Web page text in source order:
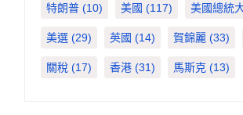
特朗普 (10) 美國 (117) 美國總統
美選 (29) 英國 (14) 賀錦麗 (33)
關稅 (17) 香港 (31) 馬斯克 (13)